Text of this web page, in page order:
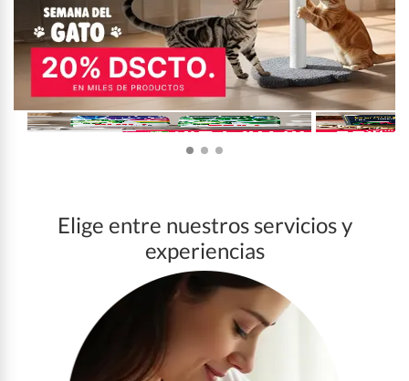
Elige entre nuestros servicios y
experiencias